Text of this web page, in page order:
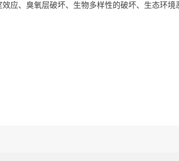
应、臭氧层破坏、生物多样性的破坏、生态环境